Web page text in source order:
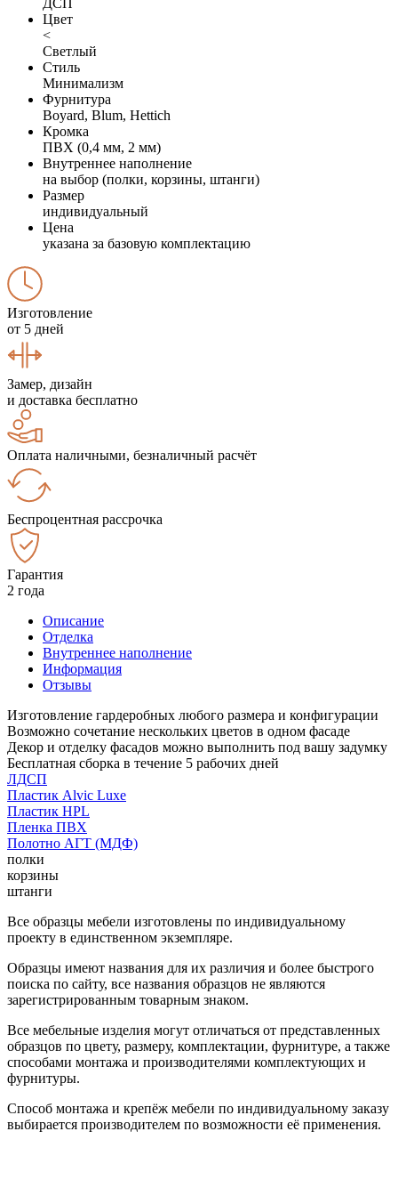
Цвет
<
Светлый
Стиль
Минимализм
Фурнитура
Boyard, Blum, Hettich
Кромка
ПВХ (0,4 мм, 2 мм)
Внутреннее наполнение
на выбор (полки, корзины, штанги)
Размер
индивидуальный
Цена
указана за базовую комплектацию
Изготовление
от 5 дней
Замер, дизайн
и доставка бесплатно
Оплата наличными, безналичный расчёт
Беспроцентная рассрочка
Гарантия
2 года
Описание
Отделка
Внутреннее наполнение
Информация
Отзывы
Изготовление гардеробных любого размера и конфигурации
Возможно сочетание нескольких цветов в одном фасаде
Декор и отделку фасадов можно выполнить под вашу задумку
Бесплатная сборка в течение 5 рабочих дней
ЛДСП
Пластик Alvic Luxe
Пластик HPL
Пленка ПВХ
Полотно АГТ (МДФ)
полки
корзины
штанги
Все образцы мебели изготовлены по индивидуальному
проекту в единственном экземпляре.
Образцы имеют названия для их различия и более быстрого
поиска по сайту, все названия образцов не являются
зарегистрированным товарным знаком.
Все мебельные изделия могут отличаться от представленных
образцов по цвету, размеру, комплектации, фурнитуре, а также
способами монтажа и производителями комплектующих и
фурнитуры.
Способ монтажа и крепёж мебели по индивидуальному заказу
выбирается производителем по возможности её применения.